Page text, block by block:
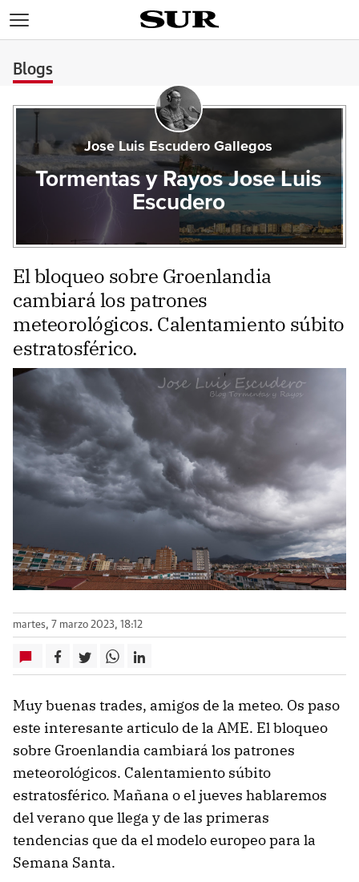
Blogs
Jose Luis Escudero Gallegos
Tormentas y Rayos Jose Luis
Escudero
El bloqueo sobre Groenlandia
cambiará los patrones
meteorológicos. Calentamiento súbito
estratosférico.
martes, 7 marzo 2023, 18:12
Muy buenas trades, amigos de la meteo. Os paso
este interesante articulo de la AME. El bloqueo
sobre Groenlandia cambiará los patrones
meteorológicos. Calentamiento súbito
estratosférico. Mañana o el jueves hablaremos
del verano que llega y de las primeras
tendencias que da el modelo europeo para la
Semana Santa.